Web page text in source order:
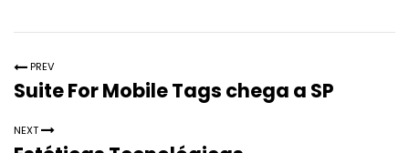
PREV
Suite For Mobile Tags chega a SP
NEXT